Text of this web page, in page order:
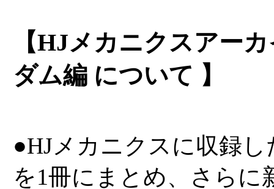
【HJメカニクスアー
ダム編 について 】
●HJメカニクスに収録
を1冊にまとめ、さらに